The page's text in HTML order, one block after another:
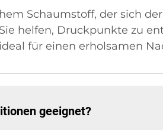
Schaumstoff, der sich
helfen, Druckpunkte zu
für einen erholsamen
geeignet?